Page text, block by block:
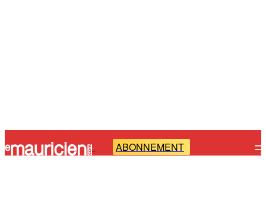
- ABONNEMENT